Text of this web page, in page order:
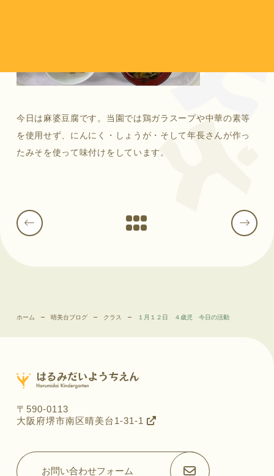
今日は麻婆豆腐です。当園では鶏ガラスープや中華の素等
を使用せず、にんにく・しょうが・そして年長さんが作っ
たみそを使って味付けをしています。
ホーム 晴美台ブログ クラス １月１２日 ４歳児 今日の活動
〒590-0113
大阪府堺市南区晴美台1-31-1
お問い合わせフォーム